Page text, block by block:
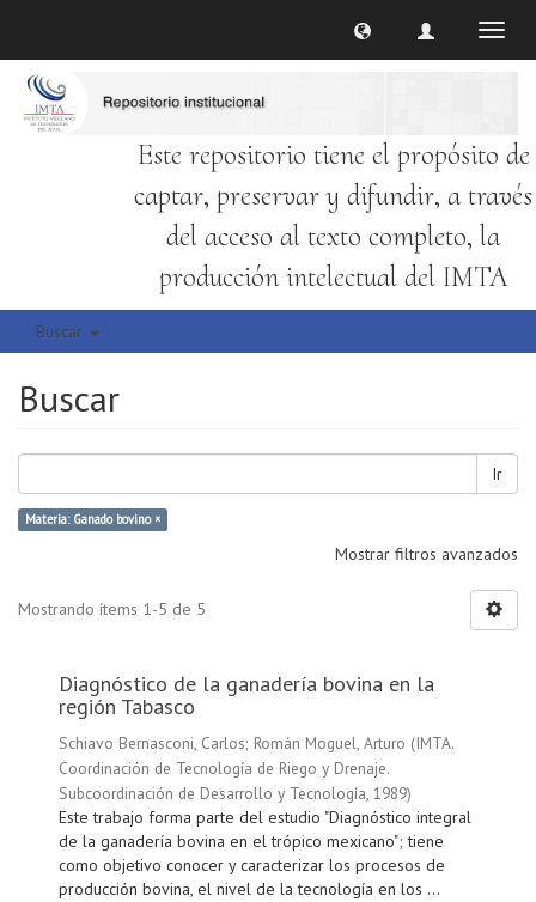
Este repositorio tiene el propósito de
captar, preservar y difundir, a través
del acceso al texto completo, la
producción intelectual del IMTA
Buscar
Buscar
Ir
Materia: Ganado bovino ×
Mostrar filtros avanzados
Mostrando ítems 1-5 de 5
Diagnóstico de la ganadería bovina en la
región Tabasco
Schiavo Bernasconi, Carlos; Román Moguel, Arturo (IMTA.
Coordinación de Tecnología de Riego y Drenaje.
Subcoordinación de Desarrollo y Tecnología, 1989)
Este trabajo forma parte del estudio "Diagnóstico integral
de la ganadería bovina en el trópico mexicano"; tiene
como objetivo conocer y caracterizar los procesos de
producción bovina, el nivel de la tecnología en los ...